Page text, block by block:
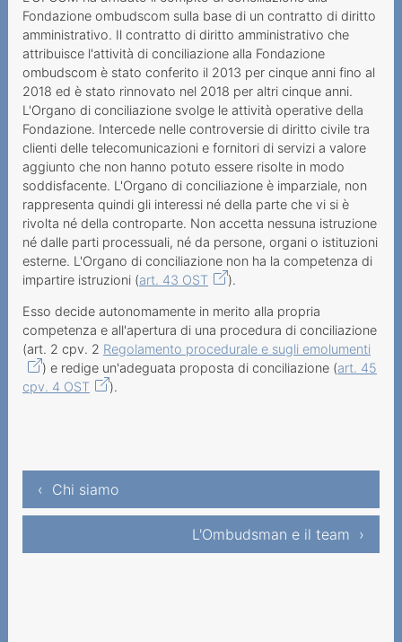
Fondazione ombudscom sulla base di un contratto di diritto
amministrativo. Il contratto di diritto amministrativo che
attribuisce l'attività di conciliazione alla Fondazione
ombudscom è stato conferito il 2013 per cinque anni fino al
2018 ed è stato rinnovato nel 2018 per altri cinque anni.
L'Organo di conciliazione svolge le attività operative della
Fondazione. Intercede nelle controversie di diritto civile tra
clienti delle telecomunicazioni e fornitori di servizi a valore
aggiunto che non hanno potuto essere risolte in modo
soddisfacente. L'Organo di conciliazione è imparziale, non
rappresenta quindi gli interessi né della parte che vi si è
rivolta né della controparte. Non accetta nessuna istruzione
né dalle parti processuali, né da persone, organi o istituzioni
esterne. L'Organo di conciliazione non ha la competenza di
impartire istruzioni (art. 43 OST ).
Esso decide autonomamente in merito alla propria
competenza e all'apertura di una procedura di conciliazione
(art. 2 cpv. 2 Regolamento procedurale e sugli emolumenti
) e redige un'adeguata proposta di conciliazione (art. 45
cpv. 4 OST
).
‹ Chi siamo
L'Ombudsman e il team ›
Rapporti e statistiche
Informazioni sui servizi a
valore aggiunto
Informazioni sui servizi di
telecomunicazione
Informazioni su tasse,
riscossione e fatturazione
In evidenza
Esempi